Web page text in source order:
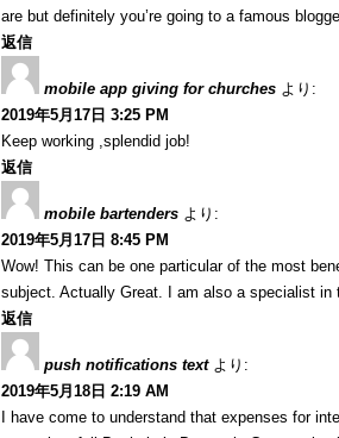
are but definitely you’re going to a famous
返信
mobile app giving for churches より:
2019年5月17日 3:25 PM
Keep working ,splendid job!
返信
mobile bartenders より:
2019年5月17日 8:45 PM
Wow! This can be one particular of the most
subject. Actually Great. I am also a specialist
返信
push notifications text より:
2019年5月18日 2:19 AM
I have come to understand that expenses for